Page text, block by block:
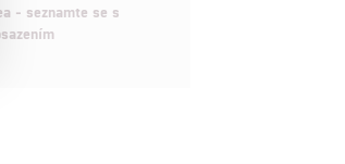
- seznamte se s